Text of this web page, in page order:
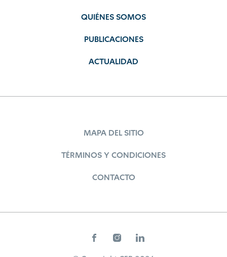
QUIÉNES SOMOS
PUBLICACIONES
ACTUALIDAD
MAPA DEL SITIO
TÉRMINOS Y CONDICIONES
CONTACTO